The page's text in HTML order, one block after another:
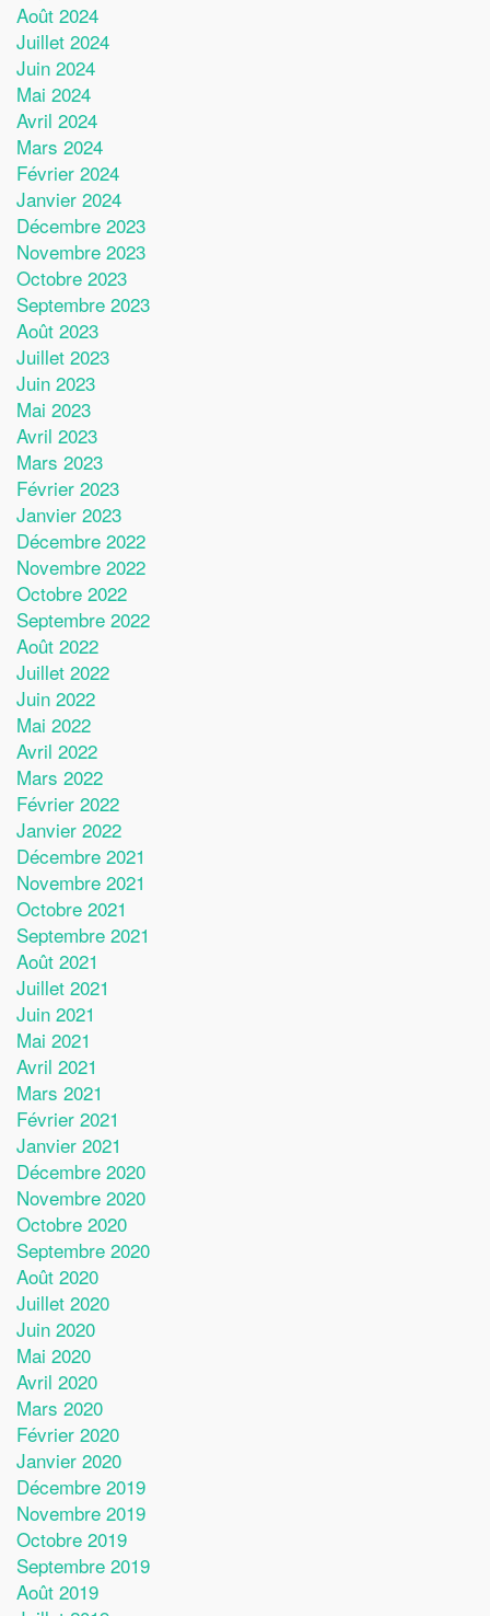
Août 2024
Juillet 2024
Juin 2024
Mai 2024
Avril 2024
Mars 2024
Février 2024
Janvier 2024
Décembre 2023
Novembre 2023
Octobre 2023
Septembre 2023
Août 2023
Juillet 2023
Juin 2023
Mai 2023
Avril 2023
Mars 2023
Février 2023
Janvier 2023
Décembre 2022
Novembre 2022
Octobre 2022
Septembre 2022
Août 2022
Juillet 2022
Juin 2022
Mai 2022
Avril 2022
Mars 2022
Février 2022
Janvier 2022
Décembre 2021
Novembre 2021
Octobre 2021
Septembre 2021
Août 2021
Juillet 2021
Juin 2021
Mai 2021
Avril 2021
Mars 2021
Février 2021
Janvier 2021
Décembre 2020
Novembre 2020
Octobre 2020
Septembre 2020
Août 2020
Juillet 2020
Juin 2020
Mai 2020
Avril 2020
Mars 2020
Février 2020
Janvier 2020
Décembre 2019
Novembre 2019
Octobre 2019
Septembre 2019
Août 2019